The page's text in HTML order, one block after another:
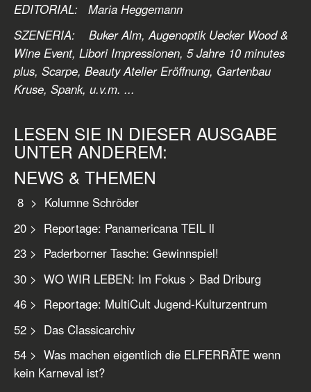
EDITORIAL: Maria Heggemann
SZENERIA: Buker Alm, Augenoptik Uecker Wood &
Wine Event, Libori Impressionen, 5 Jahre 10 minutes
plus, Scarpe, Beauty Atelier Eröffnung, Gartenbau
Kruse, Spank, u.v.m. ...
LESEN SIE IN DIESER AUSGABE
UNTER ANDEREM:
NEWS & THEMEN
8 > Kolumne Schröder
20 > Reportage: Panamericana TEIL ll
23 > Paderborner Tasche: Gewinnspiel!
30 > WO WIR LEBEN: Im Fokus > Bad Driburg
46 > Reportage: MultiCult Jugend-Kulturzentrum
52 > Das Classicarchiv
54 > Was machen eigentlich die ELFERRÄTE wenn
kein Karneval ist?